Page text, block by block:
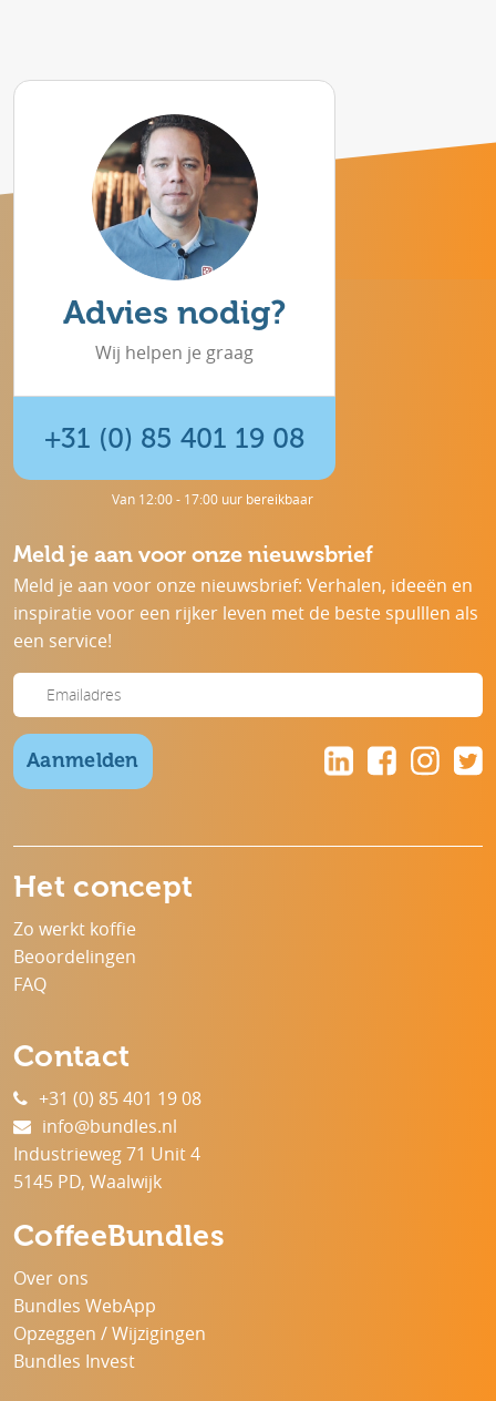
Advies nodig?
Wij helpen je graag
+31 (0) 85 401 19 08
Van 12:00 - 17:00 uur bereikbaar
Meld je aan voor onze nieuwsbrief
Meld je aan voor onze nieuwsbrief: Verhalen, ideeën en
inspiratie voor een rijker leven met de beste spulllen als
een service!
Aanmelden
Het concept
Zo werkt koffie
Beoordelingen
FAQ
Contact
+31 (0) 85 401 19 08
info@bundles.nl
Industrieweg 71 Unit 4
5145 PD, Waalwijk
CoffeeBundles
Over ons
Bundles WebApp
Opzeggen / Wijzigingen
Bundles Invest